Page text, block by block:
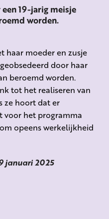
19-jarig meisje
worden.
haar moeder en zusje
door haar
beroemd worden.
tot het realiseren van
ze hoort dat er
voor het programma
opeens werkelijkheid
januari 2025